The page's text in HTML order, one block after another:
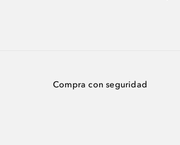
Compra con seguridad